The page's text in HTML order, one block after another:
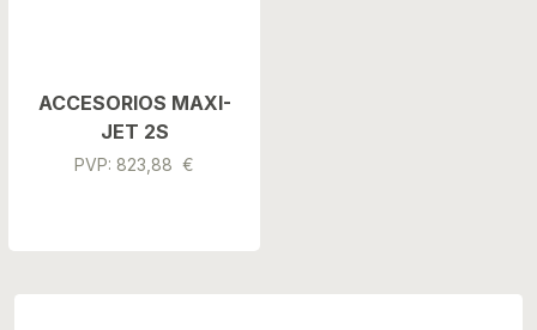
ACCESORIOS MAXI-
JET 2S
PVP: 823,88 €